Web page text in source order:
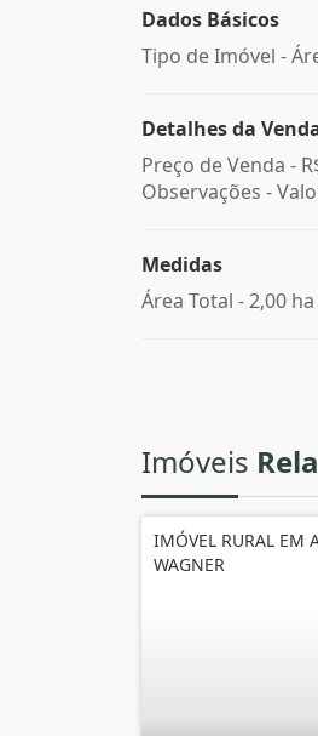
Dados Básicos
Tipo de Imóvel -
Detalhes da
Preço de Venda -
Observações -
Medidas
Área Total - 2,00 ha
Imóveis
IMÓVEL RURAL EM
WAGNER